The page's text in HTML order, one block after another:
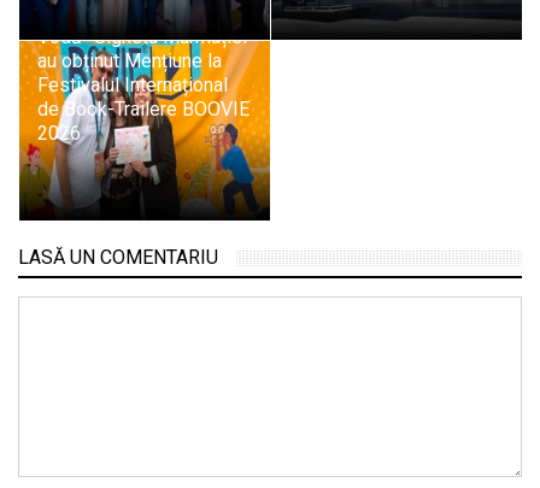
Elevii Colegiului „Dragoș
Vodă” Sighetu Marmației
au obținut Mențiune la
Festivalul Internațional
de Book-Trailere BOOVIE
2026
LASĂ UN COMENTARIU